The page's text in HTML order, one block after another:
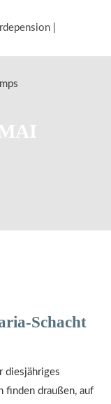
Schacht
finden draußen, auf